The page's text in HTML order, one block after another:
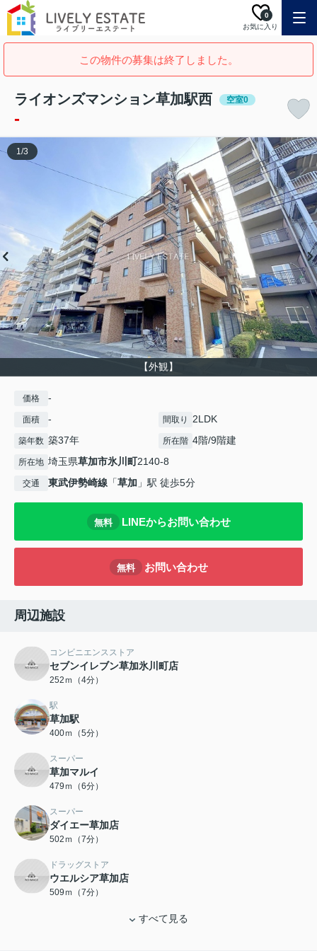
お気に入り
0
この物件の募集は終了しました。
ライオンズマンション草加駅西 空室0
-
【外観】
1/3
価格 -
面積 - 間取り 2LDK
築年数 築37年 所在階 4階/9階建
所在地 埼玉県草加市氷川町2140-8
交通 東武伊勢崎線 「草加 」駅 徒歩5分
無料 LINEからお問い合わせ
無料 お問い合わせ
周辺施設
コンビニエンスストア
セブンイレブン草加氷川町店
252ｍ（4分）
駅
草加駅
400ｍ（5分）
スーパー
草加マルイ
479ｍ（6分）
スーパー
ダイエー草加店
502ｍ（7分）
ドラッグストア
ウエルシア草加店
509ｍ（7分）
すべて見る